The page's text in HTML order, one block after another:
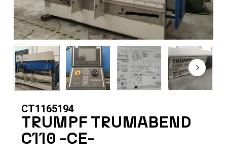
CT1165194
TRUMPF TRUMABEND
C110 -CE-